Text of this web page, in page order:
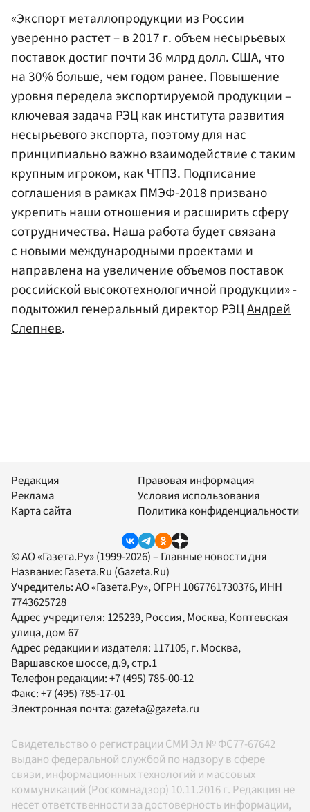
«Экспорт металлопродукции из России
уверенно растет – в 2017 г. объем несырьевых
поставок достиг почти 36 млрд долл. США, что
на 30% больше, чем годом ранее. Повышение
уровня передела экспортируемой продукции –
ключевая задача РЭЦ как института развития
несырьевого экспорта, поэтому для нас
принципиально важно взаимодействие с таким
крупным игроком, как ЧТПЗ. Подписание
соглашения в рамках ПМЭФ-2018 призвано
укрепить наши отношения и расширить сферу
сотрудничества. Наша работа будет связана
с новыми международными проектами и
направлена на увеличение объемов поставок
российской высокотехнологичной продукции» -
подытожил генеральный директор РЭЦАндрей
Слепнев.
Редакция
Реклама
Карта сайта
Правовая информация
Условия использования
Политика конфиденциальности
© АО «Газета.Ру» (1999-2026) – Главные новости дня
Название: Газета.Ru (Gazeta.Ru)
Учредитель:АО «Газета.Ру», ОГРН 1067761730376, ИНН
7743625728
Адрес учредителя: 125239, Россия, Москва, Коптевская
улица, дом 67
Адрес редакции и издателя: 117105, г. Москва,
Варшавское шоссе, д.9, стр.1
Телефон редакции:+7 (495) 785-00-12
Факс:+7 (495) 785-17-01
Электронная почта:gazeta@gazeta.ru
Свидетельство о регистрации СМИ Эл № ФС77-67642
выдано федеральной службой по надзору в сфере
связи, информационных технологий и массовых
коммуникаций (Роскомнадзор) 10.11.2016 г. Редакция не
несет ответственности за достоверность информации,